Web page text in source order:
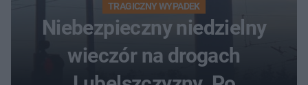
TRAGICZNY WYPADEK
Niebezpieczny niedzielny
wieczór na drogach